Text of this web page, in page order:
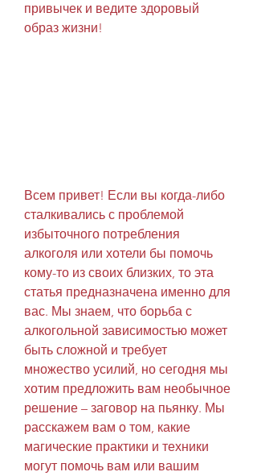
привычек и ведите здоровый
образ жизни!
Всем привет! Если вы когда-либо
сталкивались с проблемой
избыточного потребления
алкоголя или хотели бы помочь
кому-то из своих близких, то эта
статья предназначена именно для
вас. Мы знаем, что борьба с
алкогольной зависимостью может
быть сложной и требует
множество усилий, но сегодня мы
хотим предложить вам необычное
решение – заговор на пьянку. Мы
расскажем вам о том, какие
магические практики и техники
могут помочь вам или вашим